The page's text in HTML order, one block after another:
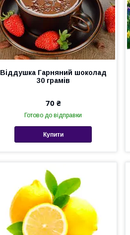
Віддушка Гарняний шоколад
30 грамів
70 ₴
Готово до відправки
Купити